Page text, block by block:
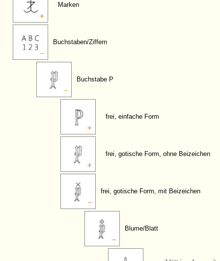
Marken
Buchstaben/Ziffern
Buchstabe P
frei, einfache Form
frei, gotische Form, ohne Beizeichen
frei, gotische Form, mit Beizeichen
Blume/Blatt